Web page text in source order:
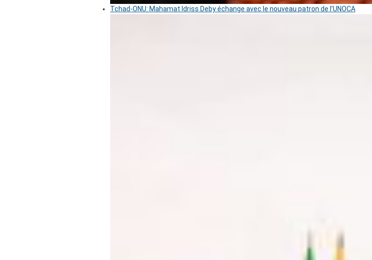
Tchad-ONU: Mahamat Idriss Deby échange avec le nouveau patron de l’UNOCA